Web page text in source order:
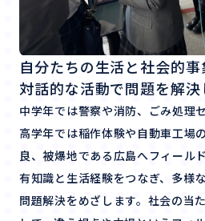
自分たちの生活と社会的事
対話的な活動で問題を解決
中学年では警察や消防、ごみ処理
高学年では稲作体験や自動車工場
良、被爆地である広島へフィール
有知識と生活経験をつなぎ、多様
問題解決をめざします。社会の当